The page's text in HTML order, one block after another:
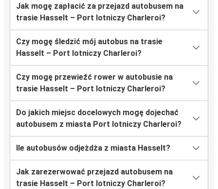
Jak mogę zapłacić za przejazd autobusem na
trasie Hasselt – Port lotniczy Charleroi?
Czy mogę śledzić mój autobus na trasie
Hasselt – Port lotniczy Charleroi?
Czy mogę przewieźć rower w autobusie na
trasie Hasselt – Port lotniczy Charleroi?
Do jakich miejsc docelowych mogę dojechać
autobusem z miasta Port lotniczy Charleroi?
Ile autobusów odjeżdża z miasta Hasselt?
Jak zarezerwować przejazd autobusem na
trasie Hasselt – Port lotniczy Charleroi?